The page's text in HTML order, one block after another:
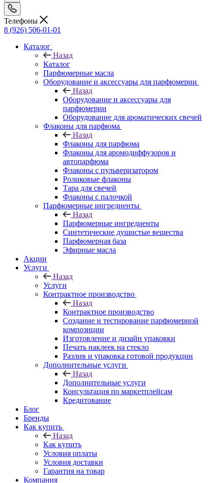
Телефоны
8 (926) 506-01-01
Каталог
Назад
Каталог
Парфюмерные масла
Оборудование и аксессуары для парфюмерии
Назад
Оборудование и аксессуары для
парфюмерии
Оборудование для ароматических свечей
Флаконы для парфюма
Назад
Флаконы для парфюма
Флаконы для аромодиффузоров и
автопарфюма
Флаконы с пульверизатором
Роликовые флаконы
Тара для свечей
Флаконы с палочкой
Парфюмерные ингредиенты
Назад
Парфюмерные ингредиенты
Синтетические душистые вещества
Парфюмерная база
Эфирные масла
Акции
Услуги
Назад
Услуги
Контрактное производство
Назад
Контрактное производство
Создание и тестирование парфюмерной
композиции
Изготовление и дизайн упаковки
Печать наклеек на стекло
Разлив и упаковка готовой продукции
Дополнительные услуги
Назад
Дополнительные услуги
Консультация по маркетплейсам
Кредитование
Блог
Бренды
Как купить
Назад
Как купить
Условия оплаты
Условия доставки
Гарантия на товар
Компания